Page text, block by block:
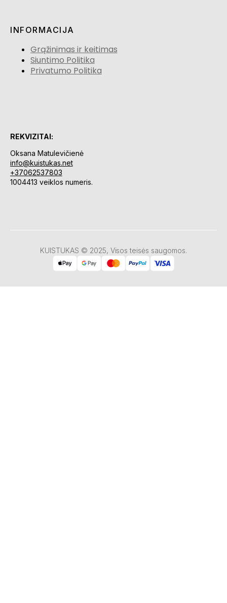
INFORMACIJA
Grąžinimas ir keitimas
Siuntimo Politika
Privatumo Politika
REKVIZITAI:
Oksana Matulevičienė
info@kuistukas.net
+37062537803
1004413 veiklos numeris.
KUISTUKAS © 2025, Visos teisės saugomos.